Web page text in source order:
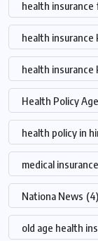
health
health insurance
health insurance
Health Policy
health policy in
medical
Nationa News (4)
old age health